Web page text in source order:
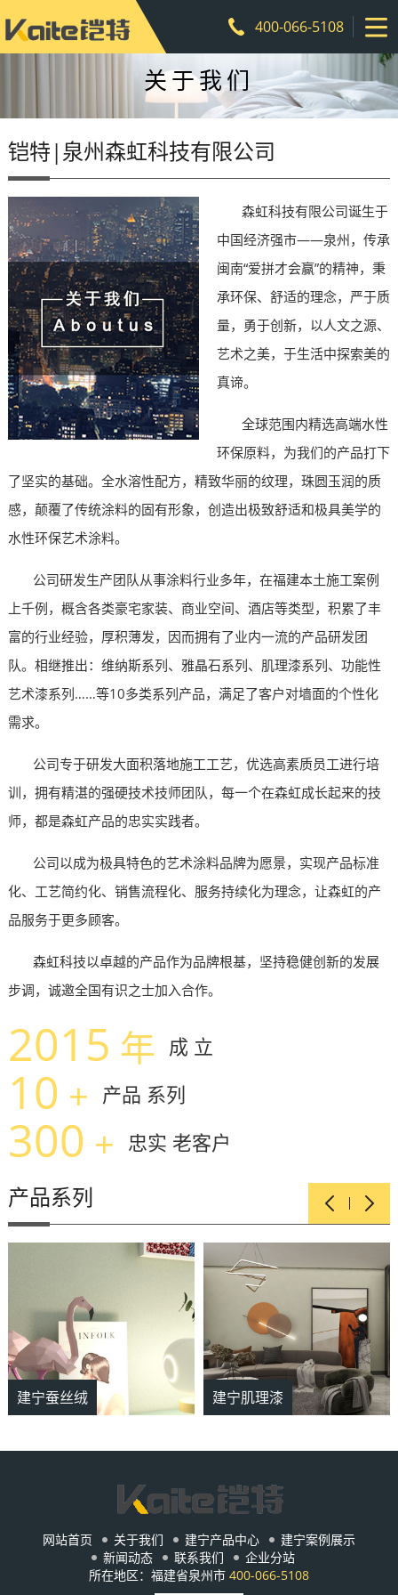
400-066-5108
关于我们
铠特|泉州森虹科技有限公司
森虹科技有限公司诞生于
中国经济强市——泉州，传承
闽南“爱拼才会赢”的精神，秉
承环保、舒适的理念，严于质
量，勇于创新，以人文之源、
艺术之美，于生活中探索美的
真谛。
全球范围内精选高端水性
环保原料，为我们的产品打下
了坚实的基础。全水溶性配方，精致华丽的纹理，珠圆玉润的质
感，颠覆了传统涂料的固有形象，创造出极致舒适和极具美学的
水性环保艺术涂料。
公司研发生产团队从事涂料行业多年，在福建本土施工案例
上千例，概含各类豪宅家装、商业空间、酒店等类型，积累了丰
富的行业经验，厚积薄发，因而拥有了业内一流的产品研发团
队。相继推出：维纳斯系列、雅晶石系列、肌理漆系列、功能性
艺术漆系列……等10多类系列产品，满足了客户对墙面的个性化
需求。
公司专于研发大面积落地施工工艺，优选高素质员工进行培
训，拥有精湛的强硬技术技师团队，每一个在森虹成长起来的技
师，都是森虹产品的忠实实践者。
公司以成为极具特色的艺术涂料品牌为愿景，实现产品标准
化、工艺简约化、销售流程化、服务持续化为理念，让森虹的产
品服务于更多顾客。
森虹科技以卓越的产品作为品牌根基，坚持稳健创新的发展
步调，诚邀全国有识之士加入合作。
2015 年 成 立
10 + 产品 系列
300 + 忠实 老客户
产品系列
建宁蚕丝绒 建宁肌理漆
网站首页 关于我们 建宁产品中心
建宁案例展示
新闻动态
联系我们
企业分站
所在地区：福建省泉州市 400-066-5108